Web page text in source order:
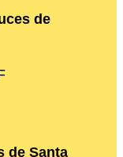
de
de Santa